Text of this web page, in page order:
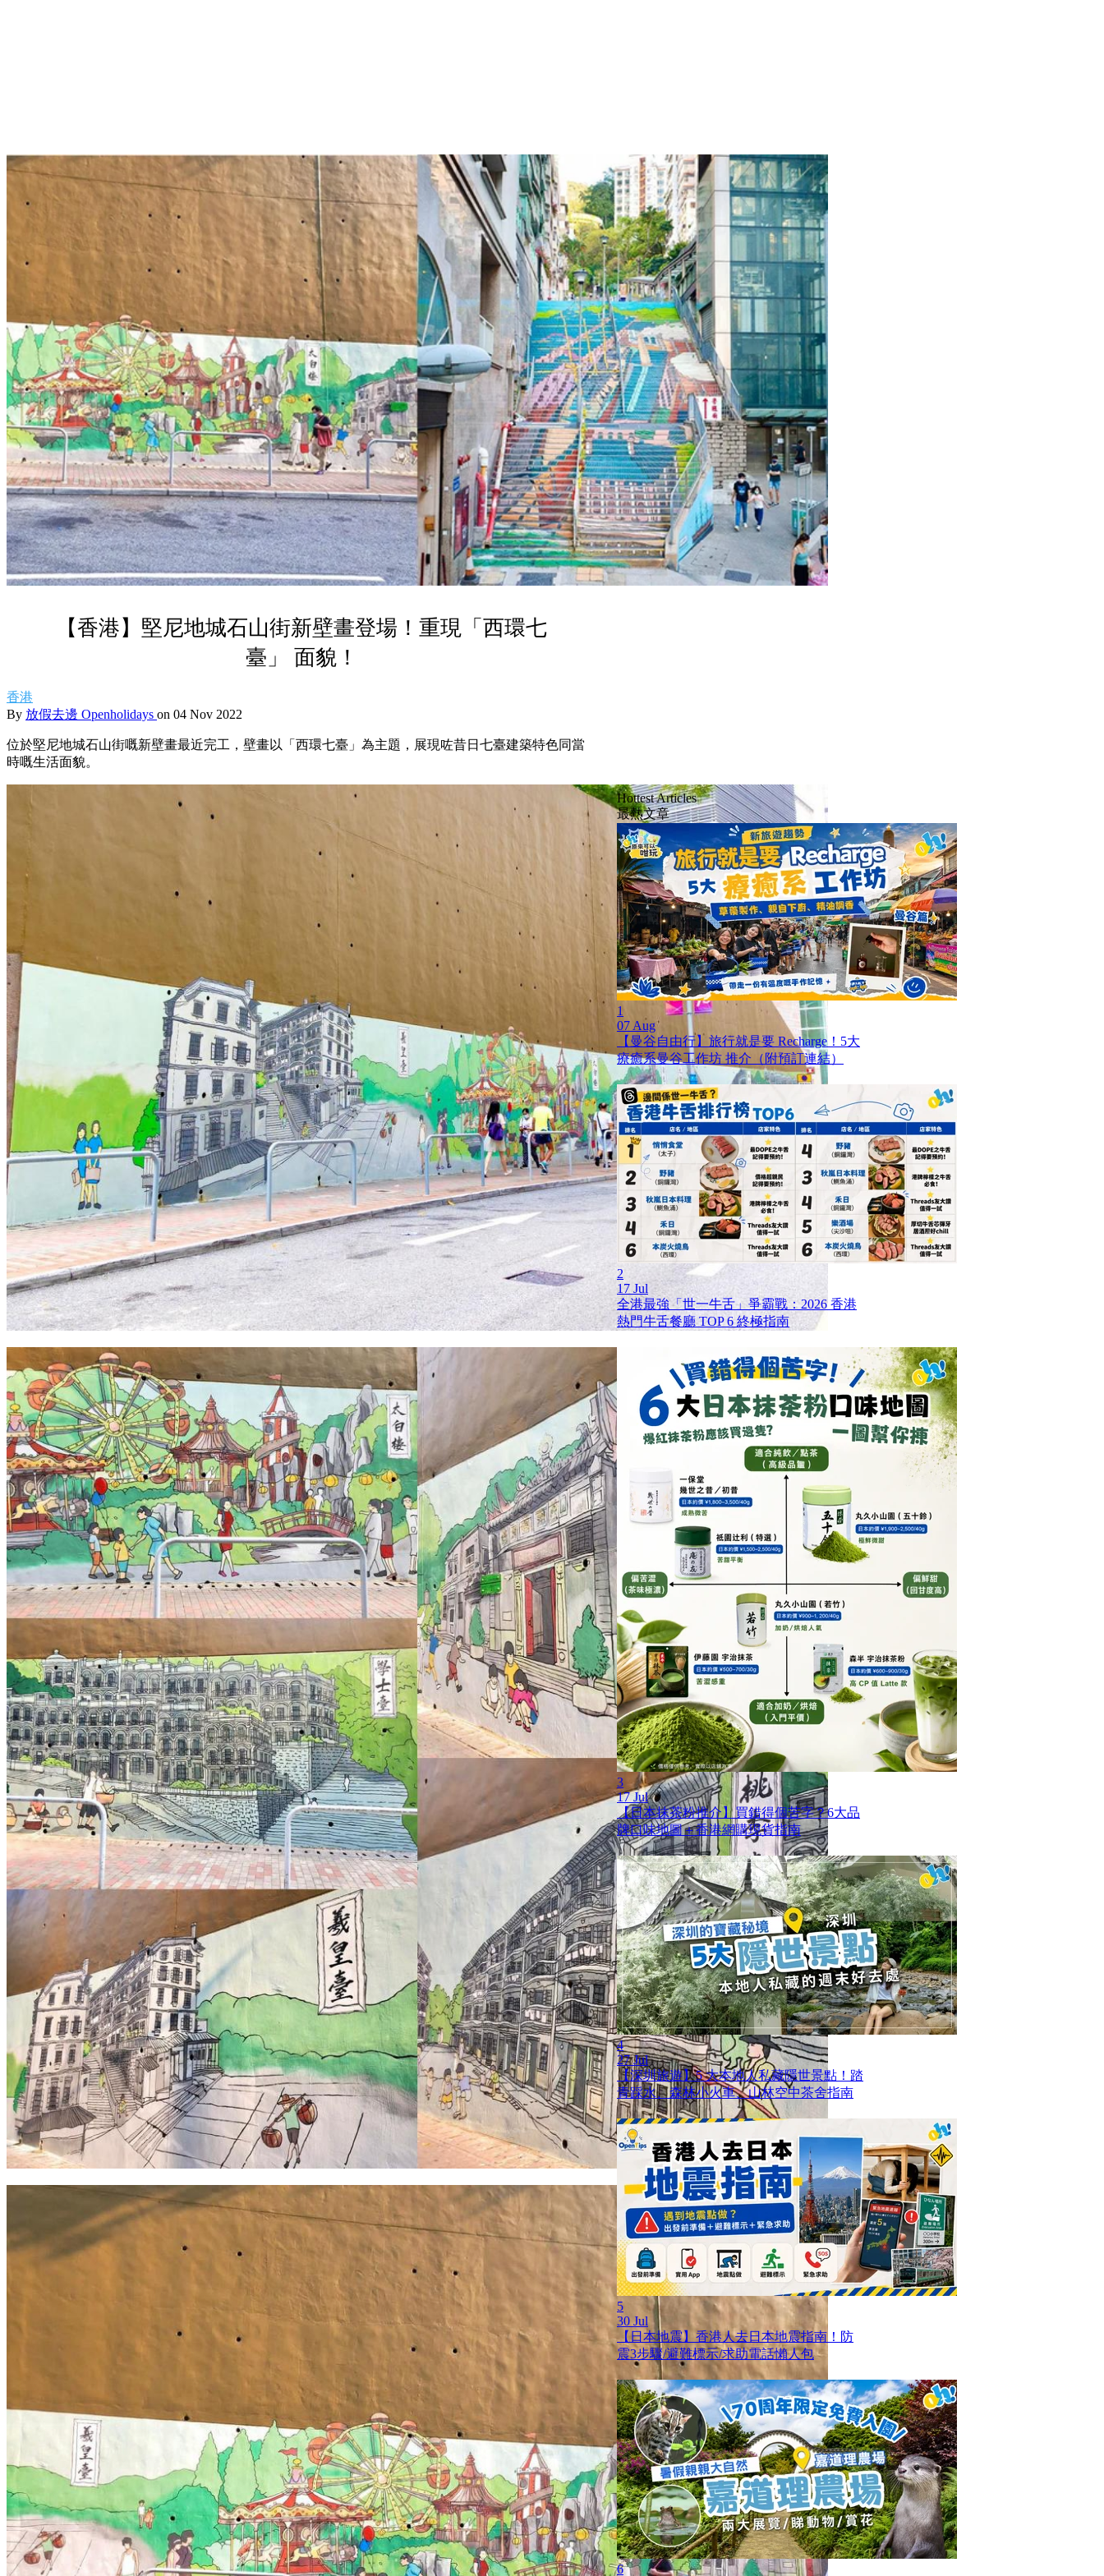
【香港】堅尼地城石山街新壁畫登場！重現「西環七
臺」 面貌！
香港
By 放假去邊 Openholidays on 04 Nov 2022
位於堅尼地城石山街嘅新壁畫最近完工，壁畫以「西環七臺」為主題，展現咗昔日七臺建築特色同當
時嘅生活面貌。
Hottest Articles
最熱文章
1
07 Aug
【曼谷自由行】旅行就是要 Recharge！5大
療癒系曼谷工作坊 推介（附預訂連結）
2
17 Jul
全港最強「世一牛舌」爭霸戰：2026 香港
熱門牛舌餐廳 TOP 6 終極指南
3
17 Jul
【日本抹茶粉推介】買錯得個苦字？6大品
牌口味地圖＋香港網購現貨指南
4
27 Jul
【深圳旅遊】5 大本地人私藏隱世景點！踏
青踩水、森林小火車、山林空中茶舍指南
5
30 Jul
【日本地震】香港人去日本地震指南！防
震3步驟/避難標示/求助電話懶人包
6